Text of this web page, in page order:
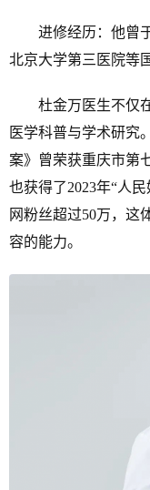
进修经历：他曾于
北京大学第三医院等
杜金万医生不仅在
医学科普与学术研究
案》曾荣获重庆市第
也获得了2023年“人
网粉丝超过50万，这
容的能力。